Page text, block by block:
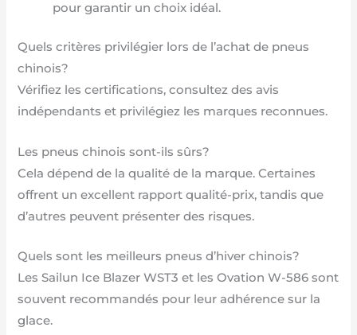
pour garantir un choix idéal.
Quels critères privilégier lors de l’achat de pneus
chinois?
Vérifiez les certifications, consultez des avis
indépendants et privilégiez les marques reconnues.
Les pneus chinois sont-ils sûrs?
Cela dépend de la qualité de la marque. Certaines
offrent un excellent rapport qualité-prix, tandis que
d’autres peuvent présenter des risques.
Quels sont les meilleurs pneus d’hiver chinois?
Les Sailun Ice Blazer WST3 et les Ovation W-586 sont
souvent recommandés pour leur adhérence sur la
glace.